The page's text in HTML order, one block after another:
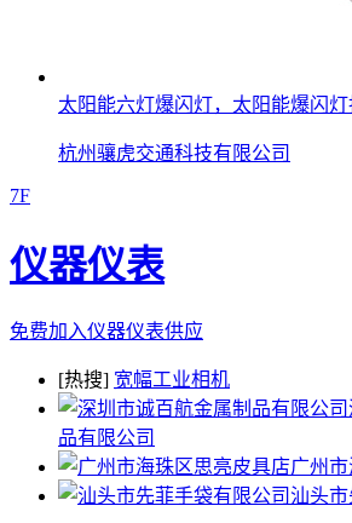
太阳能六灯爆闪灯，太阳能爆闪灯
杭州骧虎交通科技有限公司
7F
仪器仪表
免费加入仪器仪表供应
[热搜] 宽幅工业相机
品有限公司
广州
汕头